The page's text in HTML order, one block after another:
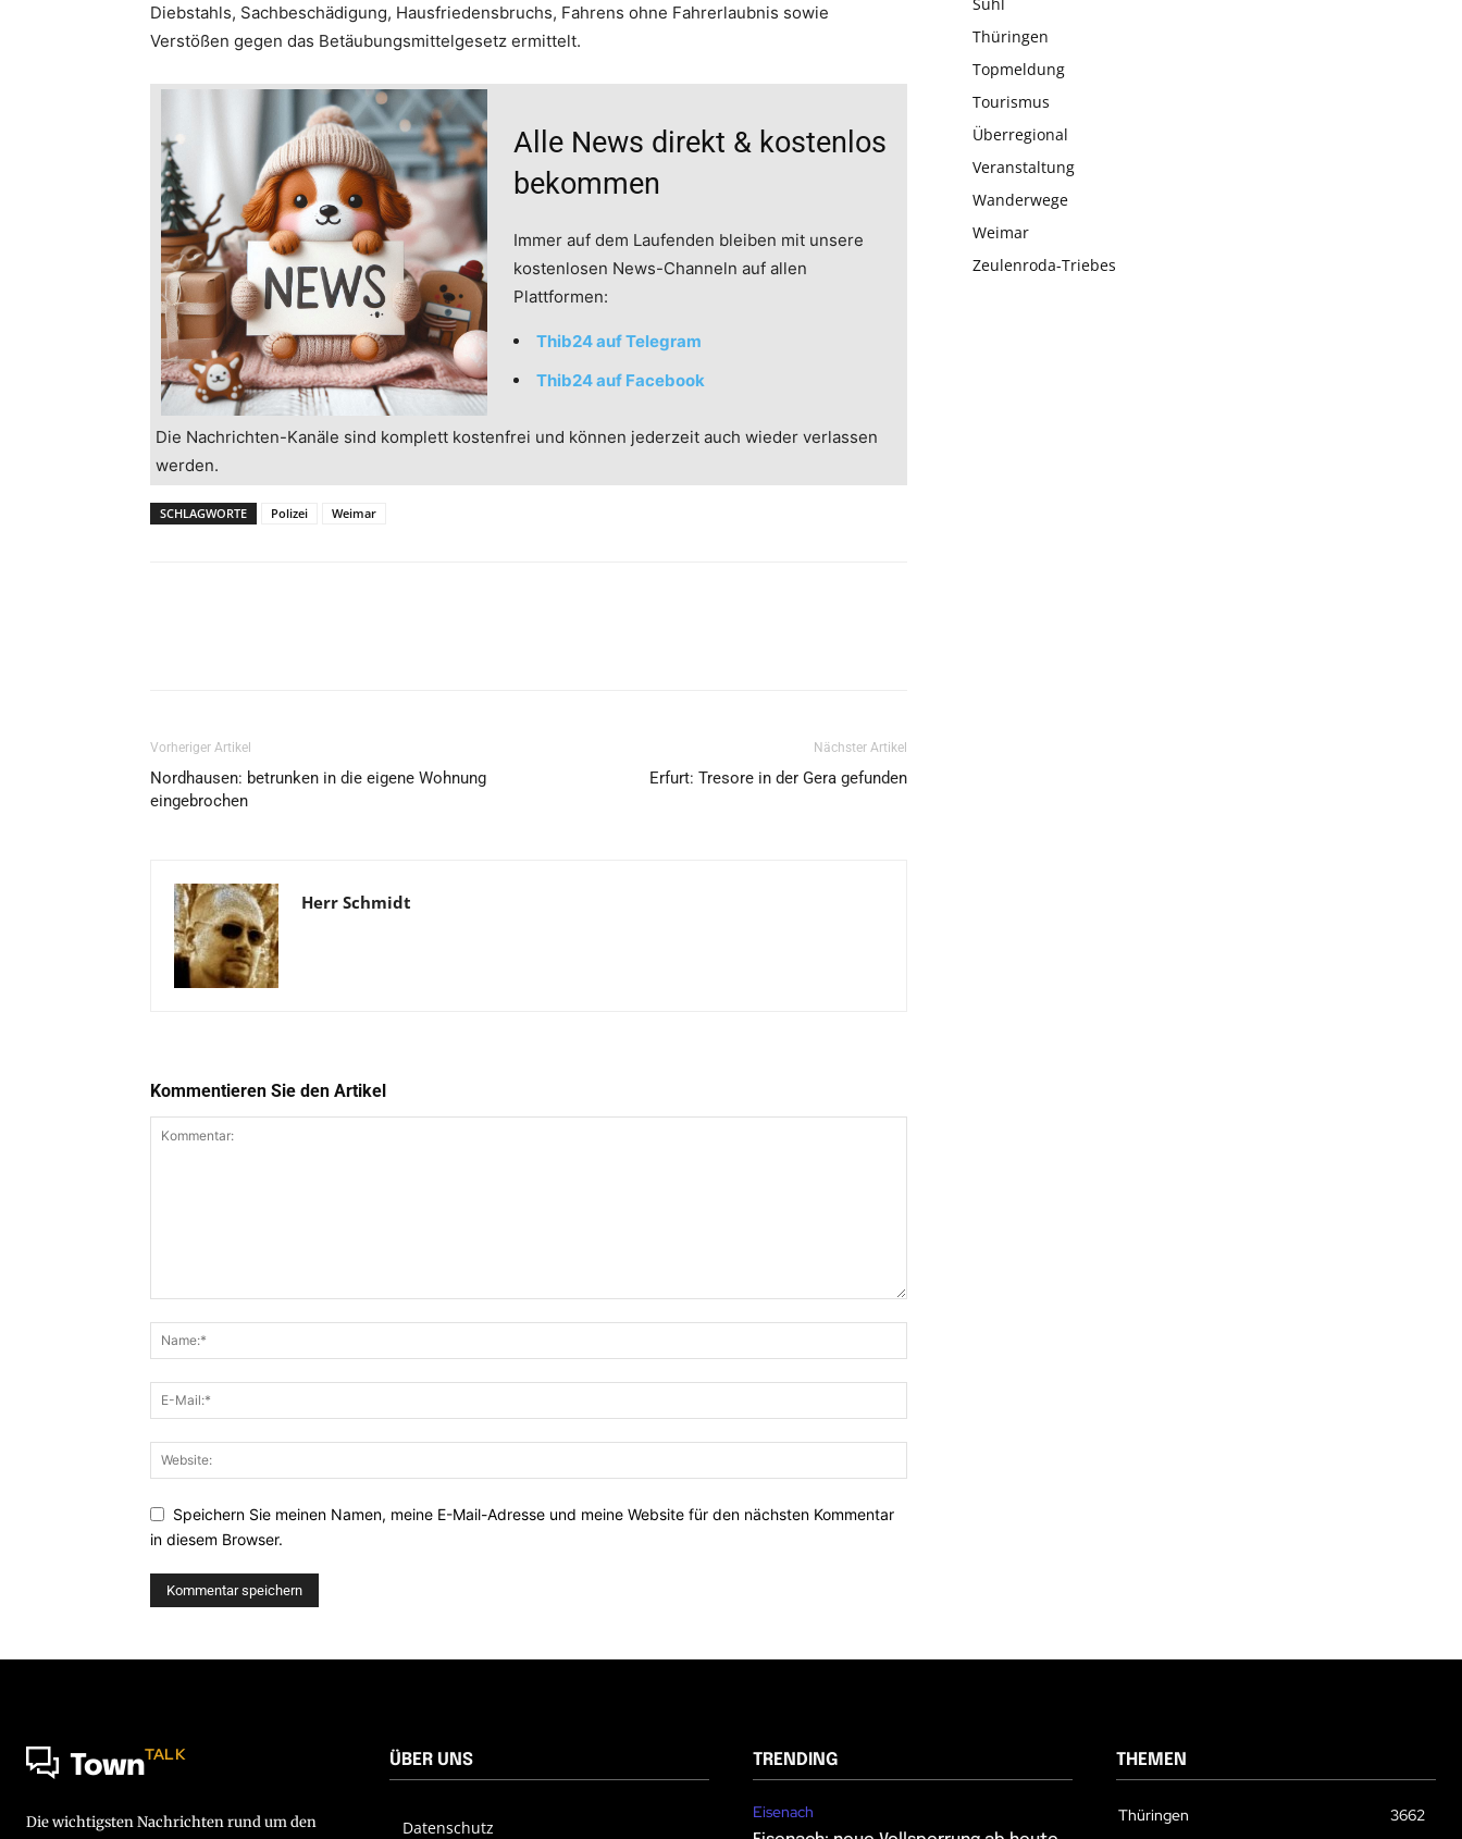
Diebstahls, Sachbeschädigung, Hausfriedensbruchs, Fahrens ohne Fahrerlaubnis sowie
Verstößen gegen das Betäubungsmittelgesetz ermittelt.
Alle News direkt & kostenlos
bekommen
Immer auf dem Laufenden bleiben mit unsere
kostenlosen News-Channeln auf allen
Plattformen:
Thib24 auf Telegram
Thib24 auf Facebook
Die Nachrichten-Kanäle sind komplett kostenfrei und können jederzeit auch wieder verlassen
werden.
SCHLAGWORTE Polizei Weimar
Vorheriger Artikel
Nordhausen: betrunken in die eigene Wohnung
eingebrochen
Nächster Artikel
Erfurt: Tresore in der Gera gefunden
Herr Schmidt
Kommentieren Sie den Artikel
Speichern Sie meinen Namen, meine E-Mail-Adresse und meine Website für den nächsten Kommentar
in diesem Browser.
Thüringen
Topmeldung
Tourismus
Überregional
Veranstaltung
Wanderwege
Weimar
Zeulenroda-Triebes
TownTALK
Die wichtigsten Nachrichten rund um den
ÜBER UNS
Datenschutz
TRENDING
Eisenach
THEMEN
Thüringen
3662